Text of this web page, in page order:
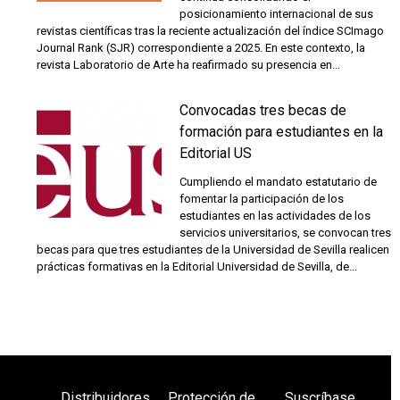
posicionamiento internacional de sus
revistas científicas tras la reciente actualización del índice SCImago
Journal Rank (SJR) correspondiente a 2025. En este contexto, la
revista Laboratorio de Arte ha reafirmado su presencia en...
Convocadas tres becas de
formación para estudiantes en la
Editorial US
Cumpliendo el mandato estatutario de
fomentar la participación de los
estudiantes en las actividades de los
servicios universitarios, se convocan tres
becas para que tres estudiantes de la Universidad de Sevilla realicen
prácticas formativas en la Editorial Universidad de Sevilla, de...